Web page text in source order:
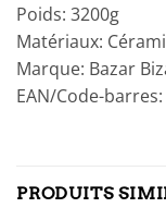
Poids: 3200g
Matériaux:
Marque: Bazar
EAN/Code-
PRODUITS